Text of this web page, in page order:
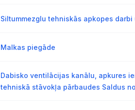
Siltummezglu tehniskās apkopes darbi
Malkas piegāde
Dabisko ventilācijas kanālu, apkures
tehniskā stāvokļa pārbaudes Saldus